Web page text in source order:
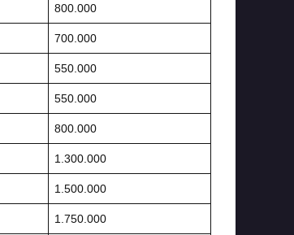
800.000
700.000
550.000
550.000
800.000
1.300.000
1.500.000
1.750.000